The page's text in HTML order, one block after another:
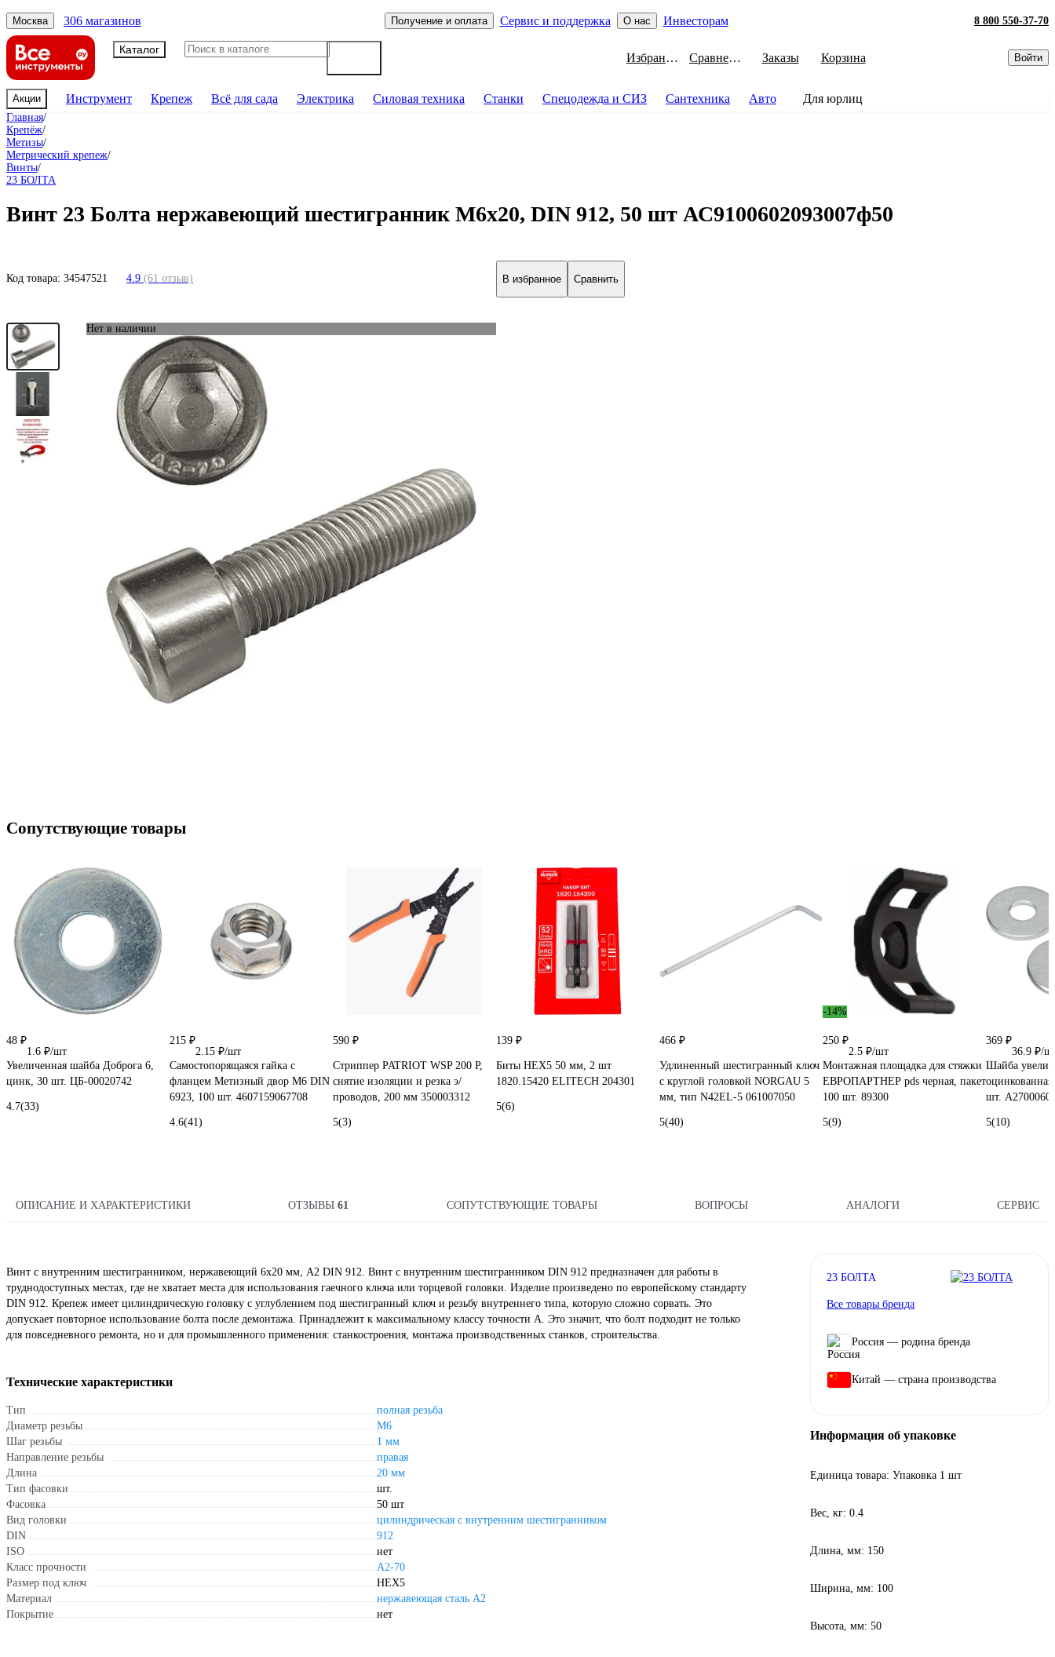
Москва 306 магазинов Получение и оплата Сервис и поддержка О нас Инвесторам 8 800 550-37-70
Каталог
Избранное Сравнение Заказы Корзина Войти
Акции Инструмент Крепеж Всё для сада Электрика Силовая техника Станки Спецодежда и СИЗ Сантехника Авто Для юрлиц
Главная/
Крепёж/
Метизы/
Метрический крепеж/
Винты/
23 БОЛТА
Винт 23 Болта нержавеющий шестигранник М6x20, DIN 912, 50 шт АС9100602093007ф50
Код товара: 34547521 4.9 (61 отзыв) В избранное Сравнить
Нет в наличии
Сопутствующие товары
48 ₽
1.6 ₽/шт
Увеличенная шайба Доброга 6,
цинк, 30 шт. ЦБ-00020742
4.7(33)
215 ₽
2.15 ₽/шт
Самостопорящаяся гайка с
фланцем Метизный двор M6 DIN
6923, 100 шт. 4607159067708
4.6(41)
590 ₽
Стриппер PATRIOT WSP 200 P,
снятие изоляции и резка э/
проводов, 200 мм 350003312
5(3)
139 ₽
Биты HEX5 50 мм, 2 шт
1820.15420 ELITECH 204301
5(6)
466 ₽
Удлиненный шестигранный ключ
с круглой головкой NORGAU 5
мм, тип N42EL-5 061007050
5(40)
-14%
250 ₽
2.5 ₽/шт
Монтажная площадка для стяжки
ЕВРОПАРТНЕР pds черная, пакет
100 шт. 89300
5(9)
369 ₽
36.9 ₽/
Шайба
шт.
5(10)
ОПИСАНИЕ И ХАРАКТЕРИСТИКИ ОТЗЫВЫ61 СОПУТСТВУЮЩИЕ ТОВАРЫ ВОПРОСЫ АНАЛОГИ СЕРВИС
Винт с внутренним шестигранником, нержавеющий 6х20 мм, А2 DIN 912. Винт с внутренним шестигранником DIN 912 предназначен для работы в
труднодоступных местах, где не хватает места для использования гаечного ключа или торцевой головки. Изделие произведено по европейскому стандарту
DIN 912. Крепеж имеет цилиндрическую головку с углублением под шестигранный ключ и резьбу внутреннего типа, которую сложно сорвать. Это
допускает повторное использование болта после демонтажа. Принадлежит к максимальному классу точности A. Это значит, что болт подходит не только
для повседневного ремонта, но и для промышленного применения: станкостроения, монтажа производственных станков, строительства.
Технические характеристики
Тип
полная резьба
Диаметр резьбы
М6
Шаг резьбы
1 мм
Направление резьбы
правая
Длина
20 мм
Тип фасовки
шт.
Фасовка
50 шт
Вид головки
цилиндрическая с внутренним шестигранником
DIN
912
ISO
нет
Класс прочности
А2-70
Размер под ключ
HEX5
Материал
нержавеющая сталь А2
Покрытие
нет
23 БОЛТА
Все товары бренда
Россия — родина бренда
Китай — страна производства
Информация об упаковке
Единица товара: Упаковка 1 шт
Вес, кг: 0.4
Длина, мм: 150
Ширина, мм: 100
Высота, мм: 50